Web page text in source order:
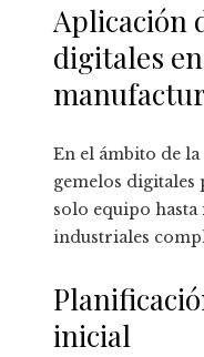
Aplicación
digitales
En el ámbito de
gemelos digitales
solo equipo hasta
industriales
inicial